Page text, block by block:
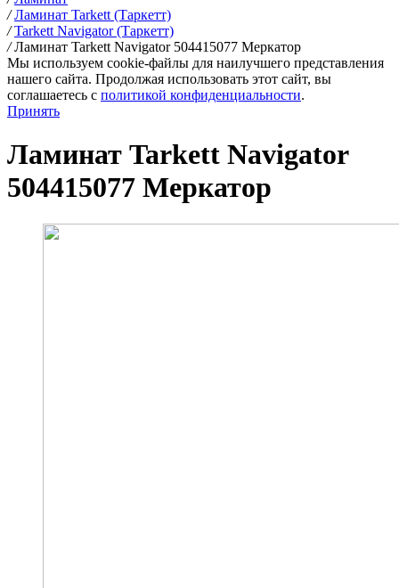
/ Ламинат Tarkett (Таркетт)
/ Tarkett Navigator (Таркетт)
/ Ламинат Tarkett Navigator 504415077 Меркатор
Мы используем cookie-файлы для наилучшего представления
нашего сайта. Продолжая использовать этот сайт, вы
соглашаетесь c политикой конфиденциальности.
Принять
Ламинат Tarkett Navigator
504415077 Меркатор